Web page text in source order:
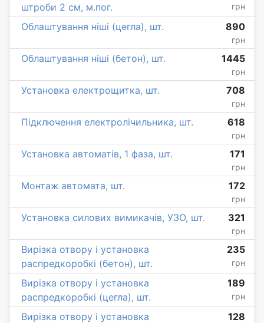
штроби 2 см, м.пог.
грн
Облаштування ніші (цегла), шт. 890
грн
Облаштування ніші (бетон), шт. 1445
грн
Установка електрощитка, шт. 708
грн
Підключення електролічильника, шт. 618
грн
Установка автоматів, 1 фаза, шт. 171
грн
Монтаж автомата, шт. 172
грн
Установка силових вимикачів, УЗО, шт. 321
грн
Вирізка отвору і установка
распредкоробкі (бетон), шт.
235
грн
Вирізка отвору і установка
распредкоробкі (цегла), шт.
189
грн
Вирізка отвору і установка
128